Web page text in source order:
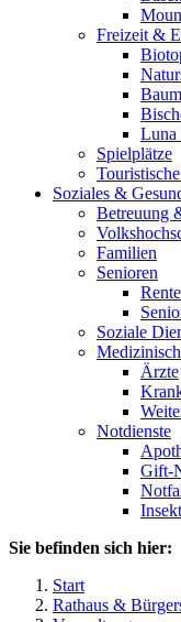
Freizeit &
Luna
Spielplätze
Soziales &
Betreuung
Familien
Senioren
Rente
Soziale
Ärzte
Notdienste
Gift-
Sie befinden sich hier:
Start
Rathaus &